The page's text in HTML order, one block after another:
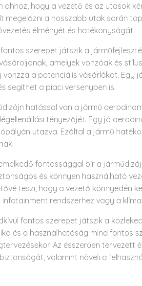
ahhoz, hogy a vezető és az utasok
megelőzni a hosszabb utak során
élményét és hatékonyságát.
szerepet játszik a
amelyek vonzóak és
vonzza a potenciális vásárlókat.
segíthet a piaci versenyben is.
hatással van a jármű
tényezőjét. Egy jó
utazva. Ezáltal a jármű
fontossággal bír a
és könnyen használható
teszi, hogy a vezető könnyedén
rendszerhez vagy a
fontos szerepet játszik a
és a használhatóság mind fontos
Az ésszerűen
valamint növeli a